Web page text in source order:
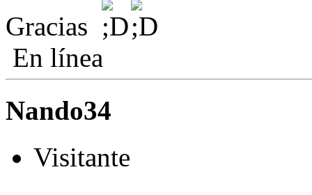
Gracias
En línea
Nando34
Visitante